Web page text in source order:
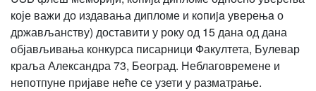
које важи до издавања дипломе и кoпиja уверењa о
држављанству) доставити у року од 15 дана од дана
објављивања конкурса писарници Факултета, Булевар
краља Александра 73, Београд. Неблаговремене и
непотпуне пријаве неће се узети у разматрање.